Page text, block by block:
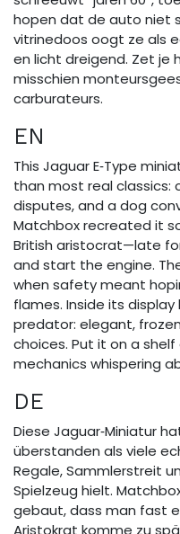
hopen dat de auto niet
vitrinedoos oogt ze als
en licht dreigend. Zet je
misschien
carburateurs.
EN
This Jaguar E‑Type
than most real classics:
disputes, and a dog
Matchbox recreated it
British aristocrat—late
and start the engine.
when safety meant
flames. Inside its
predator: elegant,
choices. Put it on a
mechanics whispering
DE
Diese Jaguar‑Miniatur
überstanden als viele
Regale, Sammlerstreit
Spielzeug hielt.
gebaut, dass man fast